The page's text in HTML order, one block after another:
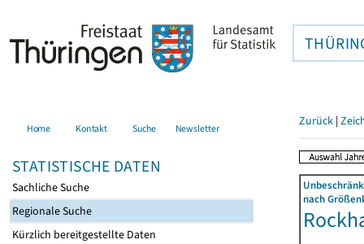
Home Kontakt Suche Newsletter
STATISTISCHE DATEN
Sachliche Suche
Regionale Suche
Kürzlich bereitgestellte Daten
Zurück |
nach